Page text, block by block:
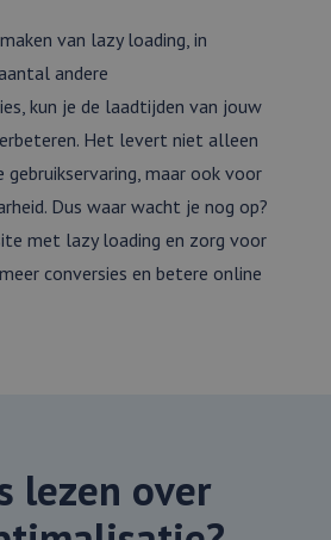
van lazy loading, in
andere
kun je de laadtijden van jouw
Het levert niet alleen
maar ook voor
Dus waar wacht je nog op?
met lazy loading en zorg voor
conversies en betere online
lezen over
weken
gebruikt om
toestemming
voor het
gebruik van
cookies voor
niet-
essentiële
doeleinden
Microsoft 1 dag
deze website.
11 maanden
Dit is een Microsoft